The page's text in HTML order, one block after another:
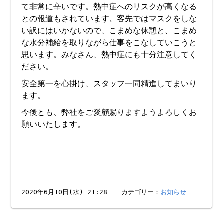
て非常に辛いです。熱中症へのリスクが高くなる
との報道もされています。客先ではマスクをしな
い訳にはいかないので、こまめな休憩と、こまめ
な水分補給を取りながら仕事をこなしていこうと
思います。みなさん、熱中症にも十分注意してく
ださい。
安全第一を心掛け、スタッフ一同精進してまいり
ます。
今後とも、弊社をご愛顧賜りますようよろしくお
願いいたします。
2020年6月10日(水) 21:28 ｜ カテゴリー： お知らせ